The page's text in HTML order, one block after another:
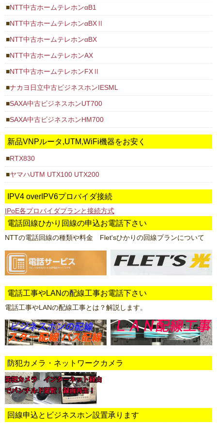
NTT中古ホームテレホンαB1
NTT中古ホームテレホンαBXⅡ
NTT中古ホームテレホンαBX
NTT中古ホームテレホンAX
NTT中古ホームテレホンFXⅡ
ナカヨ日立中古ビジネスホンIESML
SAXA中古ビジネスホンUT700
SAXA中古ビジネスホンHM700
新品VNPルータ,UTM,WiFi機器をお安く
RTX830
ヤマハUTM UTX100 UTX200
IPV4 overIPV6プロバイダ接続
IPoE各プロバイダプランと接続方式
電話回線ひかり回線の申込お電話下さい
NTTの電話回線の種類や料金 Flet'sひかりの回線プランについて
電話工事やLANの配線工事お電話下さい
電話工事やLANの配線工事とは？解説します。
防犯カメラ・ネットワークカメラ
回線申込とビジネスホン設置承ります